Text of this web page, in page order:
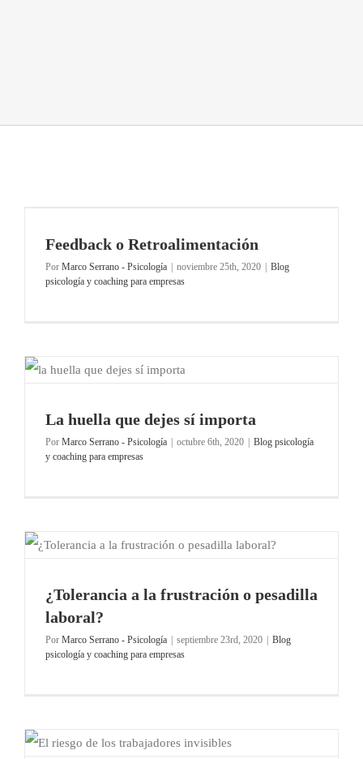
Feedback o Retroalimentación
Por Marco Serrano - Psicología noviembre 25th, 2020
Blog
psicología y coaching para empresas
La huella que dejes sí importa
Por Marco Serrano - Psicología octubre 6th, 2020
Blog psicología
y coaching para empresas
¿Tolerancia a la frustración o pesadilla
laboral?
Por Marco Serrano - Psicología septiembre 23rd, 2020
Blog
psicología y coaching para empresas